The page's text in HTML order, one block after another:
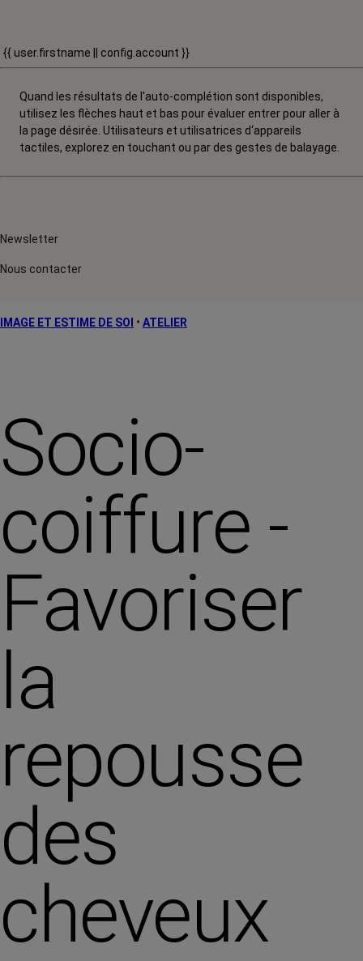
{{ user.firstname || config.account }}
Quand les résultats de l'auto-complétion sont disponibles,
utilisez les flèches haut et bas pour évaluer entrer pour aller à
la page désirée. Utilisateurs et utilisatrices d‘appareils
tactiles, explorez en touchant ou par des gestes de balayage.
Newsletter
Nous contacter
IMAGE ET ESTIME DE SOI • ATELIER
Socio-
coiffure -
Favoriser
la
repousse
des
cheveux